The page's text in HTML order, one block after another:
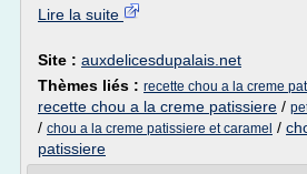
Lire la suite
Site : auxdelicesdupalais.net
Thèmes liés : recette chou a la creme
recette chou a la creme patissiere /
/ chou a la creme patissiere et caramel /
patissiere